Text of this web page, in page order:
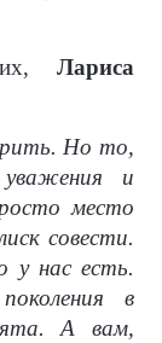
Лариса
Но то,
и
место
совести.
у нас есть.
в
А вам,